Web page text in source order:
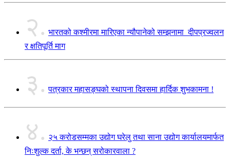
२. भारतको कश्मीरमा मारिएका न्यौपानेको सम्झनामा दीपप्रज्वलन
र क्षतिपूर्ति माग
३. पत्रकार महासङ्घको स्थापना दिवसमा हार्दिक शुभकामना !
४. २५ करोडसम्मका उद्योग घरेलु तथा साना उद्योग कार्यालयमार्फत
निःशुल्क दर्ता, के भन्छन् सरोकारवाला ?